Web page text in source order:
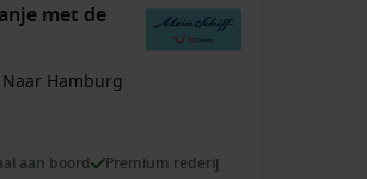
met de
Hamburg
aan boord Premium rederij